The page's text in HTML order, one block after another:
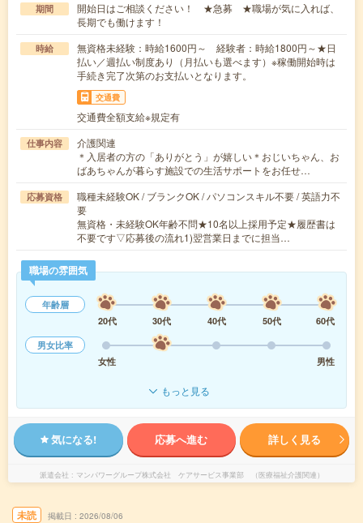
期間
開始日はご相談ください！ ★急募 ★職場が気に入れば、
長期でも働けます！
時給
無資格未経験：時給1600円～ 経験者：時給1800円～★日
払い／週払い制度あり（月払いも選べます）※稼働開始時は
手続き完了次第のお支払いとなります。
交通費
交通費全額支給※規定有
仕事内容
介護関連
＊入居者の方の「ありがとう」が嬉しい＊おじいちゃん、お
ばあちゃんが暮らす施設での生活サポートをお任せ…
応募資格
職種未経験OK / ブランクOK / パソコンスキル不要 / 英語力不
要
無資格・未経験OK年齢不問★10名以上採用予定★履歴書は
不要です▽応募後の流れ1)翌営業日までに担当…
職場の雰囲気
年齢層
20代
30代 40代 50代
60代
男女比率
女性
男性
もっと見る
気になる! 応募へ進む 詳しく見る
派遣会社 マンパワーグループ株式会社 ケアサービス事業部 （医療福祉介護関連）
未読 掲載日 2026/08/06